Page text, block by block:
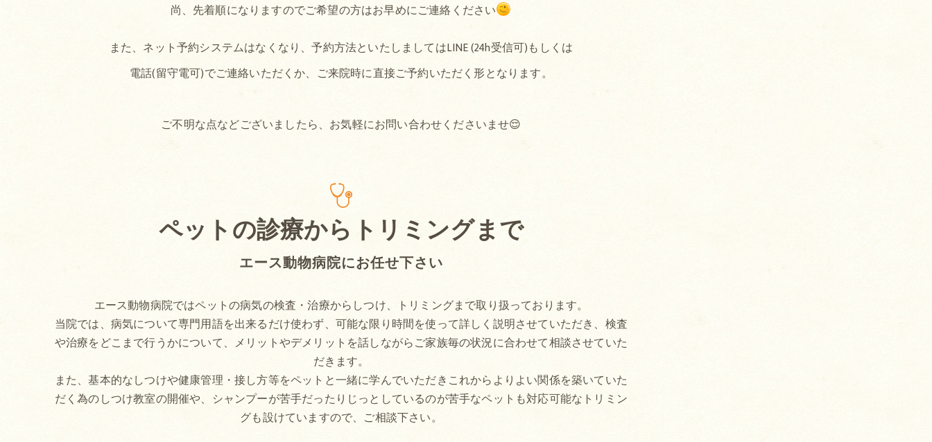
尚、先着順になりますのでご希望の方はお早めにご連絡ください
また、ネット予約システムはなくなり、予約方法といたしましてはLINE (24h受信可)もしくは
電話(留守電可)でご連絡いただくか、ご来院時に直接ご予約いただく形となります。
ご不明な点などございましたら、お気軽にお問い合わせくださいませ😌
エース動物病院にお任せ下さい
ペットの診療からトリミングまで
エース動物病院ではペットの病気の検査・治療からしつけ、トリミングまで取り扱っております。
当院では、病気について専門用語を出来るだけ使わず、可能な限り時間を使って詳しく説明させていただき、検査
や治療をどこまで行うかについて、メリットやデメリットを話しながらご家族毎の状況に合わせて相談させていた
だきます。
また、基本的なしつけや健康管理・接し方等をペットと一緒に学んでいただきこれからよりよい関係を築いていた
だく為のしつけ教室の開催や、シャンプーが苦手だったりじっとしているのが苦手なペットも対応可能なトリミン
グも設けていますので、ご相談下さい。